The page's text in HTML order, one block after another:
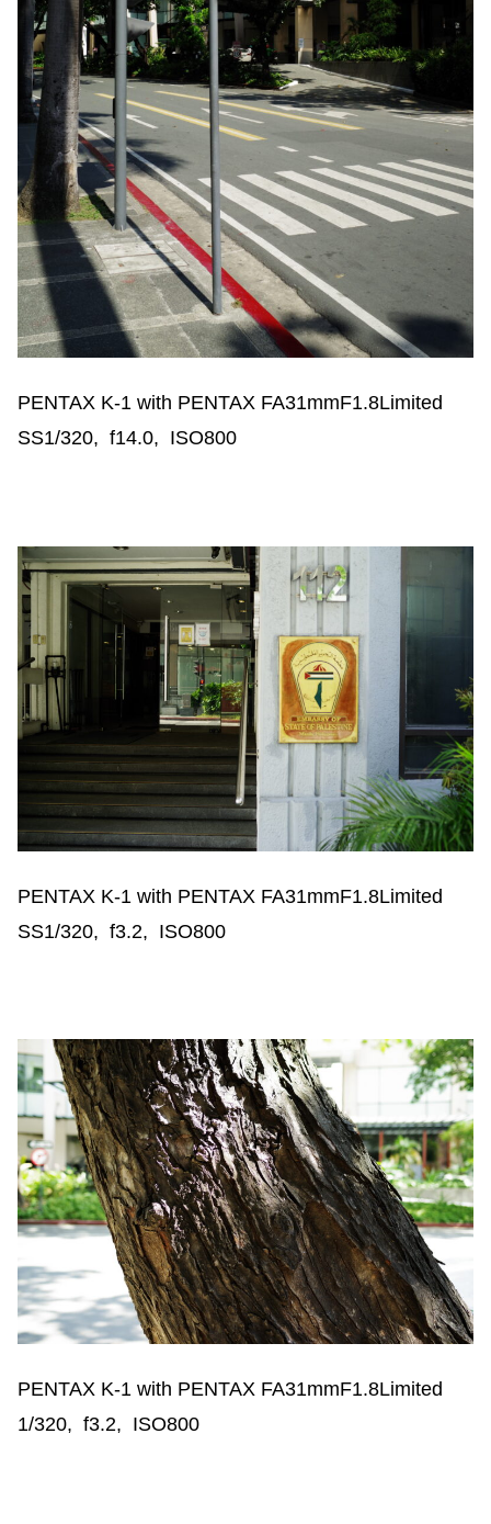
PENTAX K-1 with PENTAX FA31mmF1.8Limited
SS1/320, f14.0, ISO800
PENTAX K-1 with PENTAX FA31mmF1.8Limited
SS1/320, f3.2, ISO800
PENTAX K-1 with PENTAX FA31mmF1.8Limited
1/320, f3.2, ISO800